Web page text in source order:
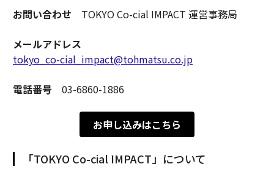
お問い合わせ TOKYO Co-cial IMPACT 運営事務局
メールアドレス
tokyo_co-cial_impact@tohmatsu.co.jp
電話番号 03-6860-1886
お申し込みはこちら
「TOKYO Co-cial IMPACT」について